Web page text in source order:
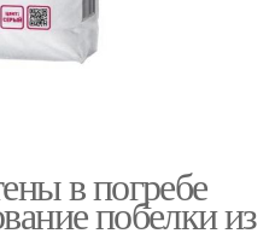
в погребе
побелки из